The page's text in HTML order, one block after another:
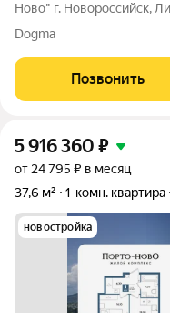
Ново" г. Новороссийск,
площадью 48.3 кв.м., на 3
для комфортной жизни.
становится саундтреком
Dogma
Позвонить
5 916 360 ₽
от 24 795 ₽ в месяц
37,6 м²
1-комн. квартира
новостройка